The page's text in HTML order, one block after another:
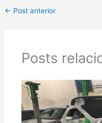
← Post anterior
Posts